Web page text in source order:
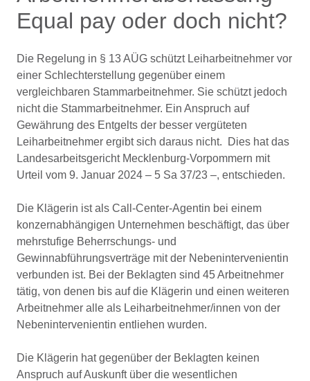
Equal pay oder doch nicht?
Die Regelung in § 13 AÜG schützt Leiharbeitnehmer vor
einer Schlechterstellung gegenüber einem
vergleichbaren Stammarbeitnehmer. Sie schützt jedoch
nicht die Stammarbeitnehmer. Ein Anspruch auf
Gewährung des Entgelts der besser vergüteten
Leiharbeitnehmer ergibt sich daraus nicht. Dies hat das
Landesarbeitsgericht Mecklenburg-Vorpommern mit
Urteil vom 9. Januar 2024 – 5 Sa 37/23 –, entschieden.
Die Klägerin ist als Call-Center-Agentin bei einem
konzernabhängigen Unternehmen beschäftigt, das über
mehrstufige Beherrschungs- und
Gewinnabführungsverträge mit der Nebenintervenientin
verbunden ist. Bei der Beklagten sind 45 Arbeitnehmer
tätig, von denen bis auf die Klägerin und einen weiteren
Arbeitnehmer alle als Leiharbeitnehmer/innen von der
Nebenintervenientin entliehen wurden.
Die Klägerin hat gegenüber der Beklagten keinen
Anspruch auf Auskunft über die wesentlichen